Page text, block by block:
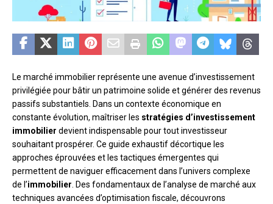
Le marché immobilier représente une avenue d’investissement
privilégiée pour bâtir un patrimoine solide et générer des revenus
passifs substantiels. Dans un contexte économique en
constante évolution, maîtriser les stratégies d’investissement
immobilier devient indispensable pour tout investisseur
souhaitant prospérer. Ce guide exhaustif décortique les
approches éprouvées et les tactiques émergentes qui
permettent de naviguer efficacement dans l’univers complexe
de l’immobilier . Des fondamentaux de l’analyse de marché aux
techniques avancées d’optimisation fiscale, découvrons